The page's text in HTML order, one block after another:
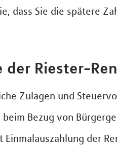
dass Sie die spätere
der Riester-
Zulagen und
Bezug von
Einmalauszahlung der